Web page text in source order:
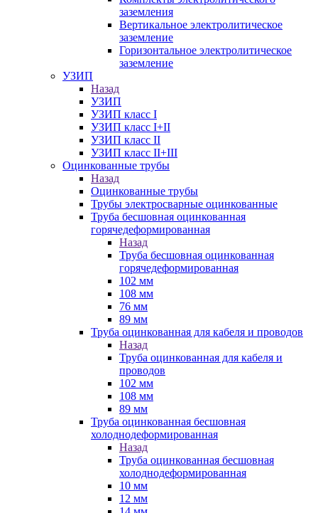
заземления
Вертикальное электролитическое
заземление
Горизонтальное электролитическое
заземление
УЗИП
Назад
УЗИП
УЗИП класс I
УЗИП класс I+II
УЗИП класс II
УЗИП класс II+III
Оцинкованные трубы
Назад
Оцинкованные трубы
Трубы электросварные оцинкованные
Труба бесшовная оцинкованная
горячедеформированная
Назад
Труба бесшовная оцинкованная
горячедеформированная
102 мм
108 мм
76 мм
89 мм
Труба оцинкованная для кабеля и проводов
Назад
Труба оцинкованная для кабеля и
проводов
102 мм
108 мм
89 мм
Труба оцинкованная бесшовная
холоднодеформированная
Назад
Труба оцинкованная бесшовная
холоднодеформированная
10 мм
12 мм